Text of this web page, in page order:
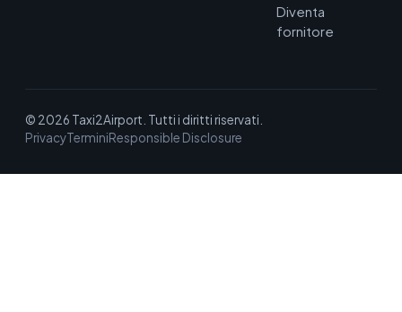
Diventa
fornitore
© 2026 Taxi2Airport. Tutti i diritti riservati.
PrivacyTerminiResponsible Disclosure